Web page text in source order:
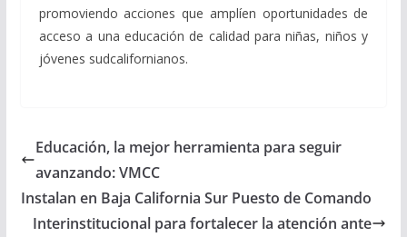
promoviendo acciones que amplíen oportunidades de
acceso a una educación de calidad para niñas, niños y
jóvenes sudcalifornianos.
Educación, la mejor herramienta para seguir
avanzando: VMCC
Instalan en Baja California Sur Puesto de Comando
Interinstitucional para fortalecer la atención ante